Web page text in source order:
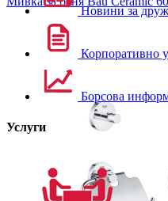
Новини за
Корпоративно
Борсова
Услуги